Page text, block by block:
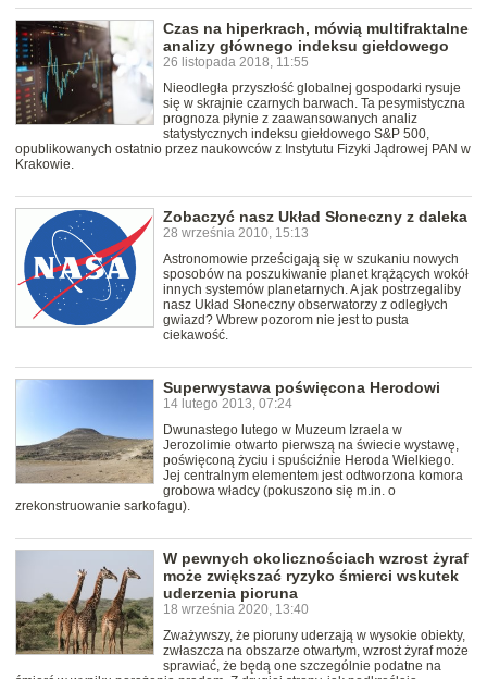
Czas na hiperkrach, mówią multifraktalne
analizy głównego indeksu giełdowego
26 listopada 2018, 11:55
Nieodległa przyszłość globalnej gospodarki rysuje
się w skrajnie czarnych barwach. Ta pesymistyczna
prognoza płynie z zaawansowanych analiz
statystycznych indeksu giełdowego S&P 500,
opublikowanych ostatnio przez naukowców z Instytutu Fizyki Jądrowej PAN w
Krakowie.
Zobaczyć nasz Układ Słoneczny z daleka
28 września 2010, 15:13
Astronomowie prześcigają się w szukaniu nowych
sposobów na poszukiwanie planet krążących wokół
innych systemów planetarnych. A jak postrzegaliby
nasz Układ Słoneczny obserwatorzy z odległych
gwiazd? Wbrew pozorom nie jest to pusta
ciekawość.
Superwystawa poświęcona Herodowi
14 lutego 2013, 07:24
Dwunastego lutego w Muzeum Izraela w
Jerozolimie otwarto pierwszą na świecie wystawę,
poświęconą życiu i spuściźnie Heroda Wielkiego.
Jej centralnym elementem jest odtworzona komora
grobowa władcy (pokuszono się m.in. o
zrekonstruowanie sarkofagu).
W pewnych okolicznościach wzrost żyraf
może zwiększać ryzyko śmierci wskutek
uderzenia pioruna
18 września 2020, 13:40
Zważywszy, że pioruny uderzają w wysokie obiekty,
zwłaszcza na obszarze otwartym, wzrost żyraf może
sprawiać, że będą one szczególnie podatne na